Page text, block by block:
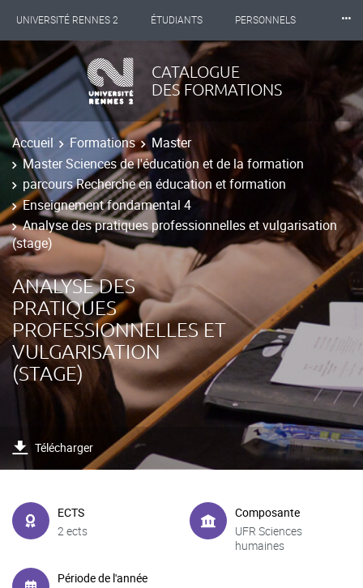
UNIVERSITÉ RENNES 2 ÉTUDIANTS PERSONNELS
INTERNATIONAL PROFESSIONNELS
LES NOUVELLES DE RENNES 2
⸱⸱⸱
CATALOGUE
DES FORMATIONS
Accueil Formations
Master
Master Sciences de l'éducation et de la formation
parcours Recherche en éducation et formation
Enseignement fondamental 4
Analyse des pratiques professionnelles et vulgarisation
(stage)
ANALYSE DES
PRATIQUES
PROFESSIONNELLES ET
VULGARISATION
(STAGE)
Télécharger
ECTS
2 ects
Composante
UFR Sciences
humaines
Période de l'année